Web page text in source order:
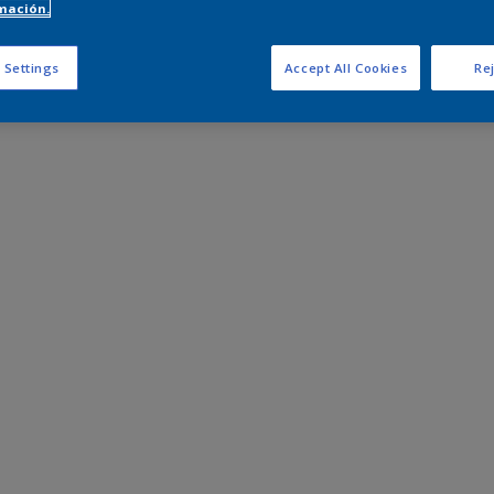
Settings Accept All Cookies